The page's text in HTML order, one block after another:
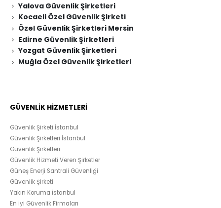
Yalova Güvenlik Şirketleri
Kocaeli Özel Güvenlik Şirketi
Özel Güvenlik Şirketleri Mersin
Edirne Güvenlik Şirketleri
Yozgat Güvenlik Şirketleri
Muğla Özel Güvenlik Şirketleri
GÜVENLİK HİZMETLERİ
Güvenlik Şirketi İstanbul
Güvenlik Şirketleri İstanbul
Güvenlik Şirketleri
Güvenlik Hizmeti Veren Şirketler
Güneş Enerji Santrali Güvenliği
Güvenlik Şirketi
Yakın Koruma İstanbul
En İyi Güvenlik Firmaları